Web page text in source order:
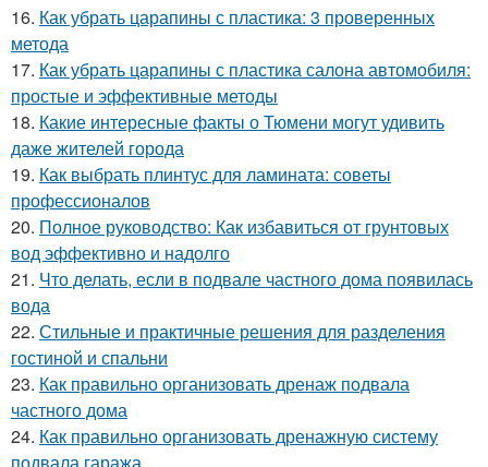
16. Как убрать царапины с пластика: 3 проверенных
метода
17. Как убрать царапины с пластика салона автомобиля:
простые и эффективные методы
18. Какие интересные факты о Тюмени могут удивить
даже жителей города
19. Как выбрать плинтус для ламината: советы
профессионалов
20. Полное руководство: Как избавиться от грунтовых
вод эффективно и надолго
21. Что делать, если в подвале частного дома появилась
вода
22. Стильные и практичные решения для разделения
гостиной и спальни
23. Как правильно организовать дренаж подвала
частного дома
24. Как правильно организовать дренажную систему
подвала гаража